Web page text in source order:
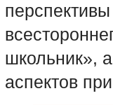
школьник»,
аспектов